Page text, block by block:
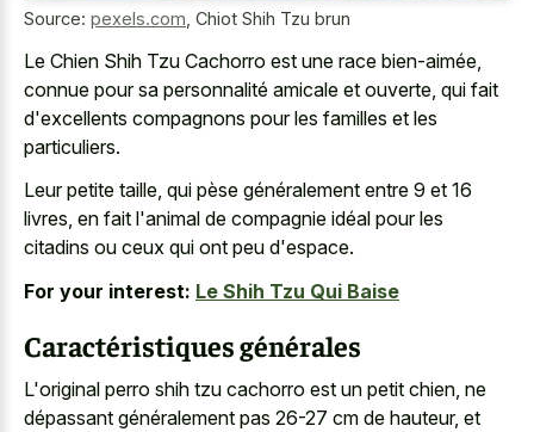
Source: pexels.com Chiot Shih Tzu brun
Le Chien Shih Tzu Cachorro est une race bien-aimée,
connue pour sa personnalité amicale et ouverte, qui fait
d'excellents compagnons pour les familles et les
particuliers.
Leur petite taille, qui pèse généralement entre 9 et 16
livres, en fait l'animal de compagnie idéal pour les
citadins ou ceux qui ont peu d'espace.
For your interest: Le Shih Tzu Qui Baise
Caractéristiques générales
L'original perro shih tzu cachorro est un petit chien, ne
dépassant généralement pas 26-27 cm de hauteur, et